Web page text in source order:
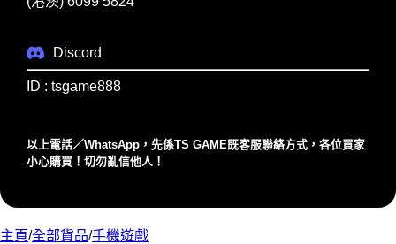
Discord
ID : tsgame888
以上電話／WhatsApp，先係TS GAME既客服聯絡⽅式，各位買家
⼩⼼購買！切勿亂信他⼈！
主頁/全部貨品/手機遊戲